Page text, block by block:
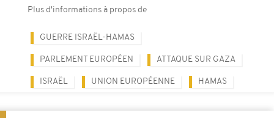
Plus d'informations à propos de
GUERRE ISRAËL-HAMAS
PARLEMENT EUROPÉEN ATTAQUE SUR GAZA
ISRAËL UNION EUROPÉENNE HAMAS